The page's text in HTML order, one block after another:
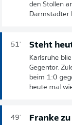
den Stollen
Darmstädter
51' Steht
Karlsruhe
Gegentor.
beim 1:0
heute mal
49' Franke